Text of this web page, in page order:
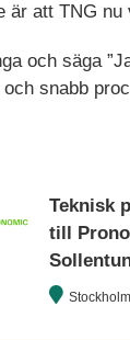
att TNG
och säga
snabb
Teknisk
till
Stockholm